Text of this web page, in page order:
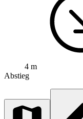
4 m
Abstieg